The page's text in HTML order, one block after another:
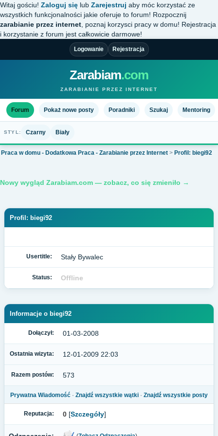
Witaj gościu! Zaloguj się lub Zarejestruj aby móc korzystać ze
wszystkich funkcjonalności jakie oferuje to forum! Rozpocznij
zarabianie przez internet , poznaj korzysci pracy w domu! Rejestracja
i korzystanie z forum jest całkowicie darmowe!
Logowanie Rejestracja
Zarabiam.com
ZARABIANIE PRZEZ INTERNET
Forum Pokaż nowe posty Poradniki Szukaj Mentoring
STYL: Czarny Biały
Praca w domu - Dodatkowa Praca - Zarabianie przez Internet > Profil: biegi92
Nowy wygląd Zarabiam.com — zobacz, co się zmieniło →
Profil: biegi92
Usertitle: Stały Bywalec
Status: Offline
Informacje o biegi92
Dołączył: 01-03-2008
Ostatnia wizyta: 12-01-2009 22:03
Razem postów: 573
Prywatna Wiadomość · Znajdź wszystkie wątki · Znajdź wszystkie posty
Reputacja: 0 [Szczegóły]